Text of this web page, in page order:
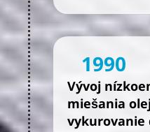
1990
Vývoj
miešania
vykurovanie